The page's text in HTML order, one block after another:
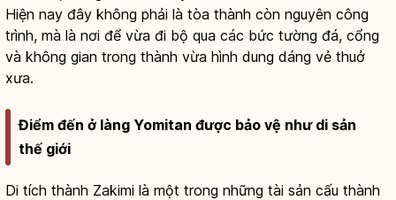
Hiện nay đây không phải là tòa thành còn nguyên công
trình, mà là nơi để vừa đi bộ qua các bức tường đá, cổng
và không gian trong thành vừa hình dung dáng vẻ thuở
xưa.
Điểm đến ở làng Yomitan được bảo vệ như di sản
thế giới
Di tích thành Zakimi là một trong những tài sản cấu thành